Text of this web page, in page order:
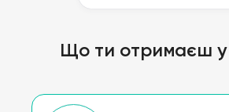
Що ти отримаєш у